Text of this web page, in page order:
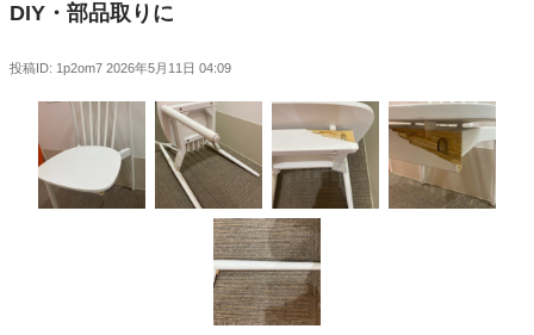
DIY・部品取りに
投稿ID: 1p2om7 2026年5月11日 04:09